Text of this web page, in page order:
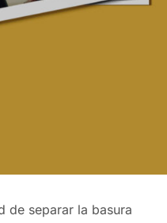
de separar la basura